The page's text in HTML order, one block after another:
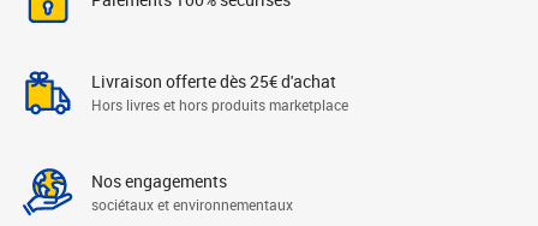
Livraison offerte dès 25€ d'achat
Hors livres et hors produits marketplace
Nos engagements
sociétaux et environnementaux